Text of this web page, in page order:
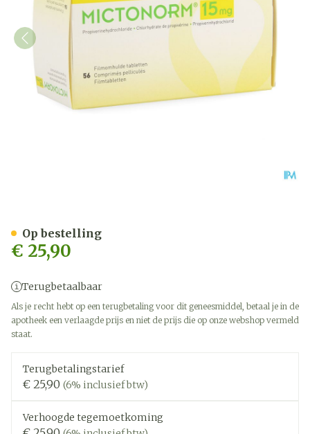
€ 25,90
Terugbetaalbaar
Als je recht hebt op een terugbetaling voor dit geneesmiddel, betaal je in de
apotheek een verlaagde prijs en niet de prijs die op onze webshop vermeld
staat.
Terugbetalingstarief
€ 25,90 (6% inclusief btw)
Verhoogde tegemoetkoming
Op bestelling